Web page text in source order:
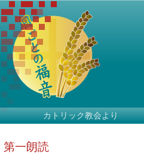
カトリック教会より
第一朗読